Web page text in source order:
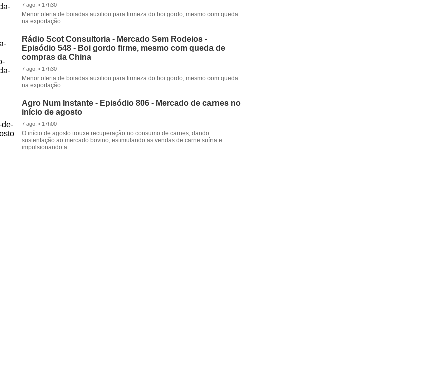
7 ago. • 17h30
Menor oferta de boiadas auxiliou para firmeza do boi gordo, mesmo com queda
na exportação.
Rádio Scot Consultoria - Mercado Sem Rodeios -
Episódio 548 - Boi gordo firme, mesmo com queda de
compras da China
7 ago. • 17h30
Menor oferta de boiadas auxiliou para firmeza do boi gordo, mesmo com queda
na exportação.
Agro Num Instante - Episódio 806 - Mercado de carnes no
início de agosto
7 ago. • 17h00
O início de agosto trouxe recuperação no consumo de carnes, dando
sustentação ao mercado bovino, estimulando as vendas de carne suína e
impulsionando a.